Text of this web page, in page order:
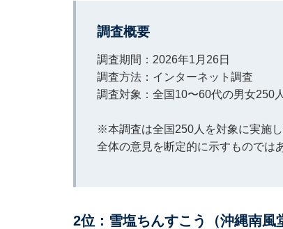
調査概要
調査期間：2026年1月26日
調査方法：インターネット調査
調査対象：全国10〜60代の男女250人
※本調査は全国250人を対象に実施
全体の意見を断定的に示すものでは
2位：雪塩ちんすこう（沖縄南風